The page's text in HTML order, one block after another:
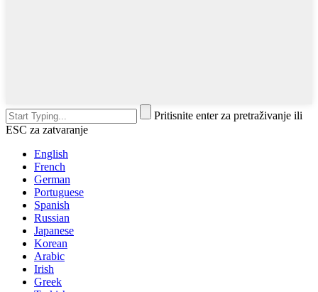
Pritisnite enter za pretraživanje ili
ESC za zatvaranje
English
French
German
Portuguese
Spanish
Russian
Japanese
Korean
Arabic
Irish
Greek